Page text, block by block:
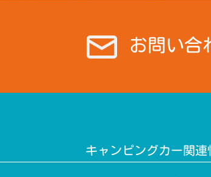
お問い合
キャンピングカー関連